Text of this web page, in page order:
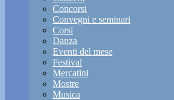
Concorsi
Convegni e seminari
Corsi
Danza
Eventi del mese
Festival
Mercatini
Mostre
Musica